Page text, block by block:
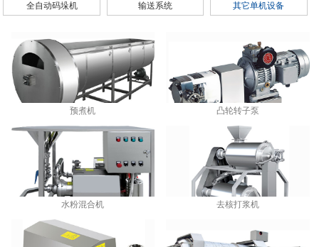
全自动码垛机 输送系统 其它单机设备
预煮机 凸轮转子泵
水粉混合机 去核打浆机